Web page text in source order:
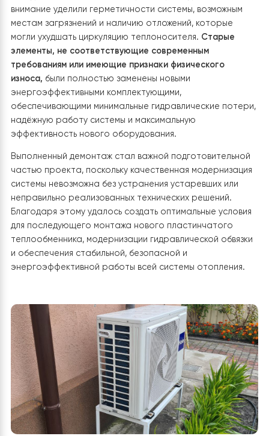
арматура и отдельные элементы гидравлической
обвязки, которые больше не соответствовали новой
схеме подключения. Все работы выполнялись
максимально аккуратно, чтобы сохранить
инженерные коммуникации и избежать повреждения
внутренних контуров системы отопления.
После завершения демонтажных работ специалисты
провели детальный технический осмотр всех
существующих контуров отопления. Было проверено
состояние трубопроводов тёплого пола,
распределительных коллекторов, циркуляционных
контуров, соединений и запорной арматуры. Особое
внимание уделили герметичности системы, возможным
местам загрязнений и наличию отложений, которые
могли ухудшать циркуляцию теплоносителя.
элементы, не соответствующие современным
требованиям или имеющие признаки физического
обеспечивающими минимальные гидравлические
надёжную работу системы и максимальную
эффективность нового оборудования.
Выполненный демонтаж стал важной
частью проекта, поскольку качественная
системы невозможна без устранения устаревших или
неправильно реализованных технических решений.
Благодаря этому удалось создать оптимальные